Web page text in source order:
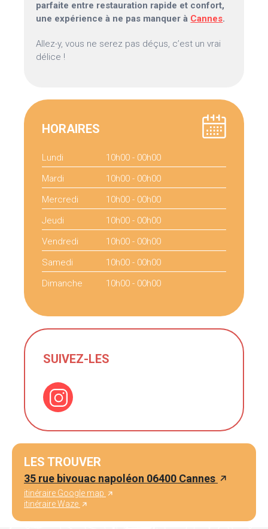
parfaite entre restauration rapide et confort,
une expérience à ne pas manquer à Cannes.
Allez-y, vous ne serez pas déçus, c’est un vrai
délice !
HORAIRES
Lundi
10h00 - 00h00
Mardi
10h00 - 00h00
Mercredi
10h00 - 00h00
Jeudi
10h00 - 00h00
Vendredi
10h00 - 00h00
Samedi
10h00 - 00h00
Dimanche
10h00 - 00h00
SUIVEZ-LES
LES TROUVER
35 rue bivouac napoléon 06400 Cannes
itinéraire Google map
itinéraire Waze